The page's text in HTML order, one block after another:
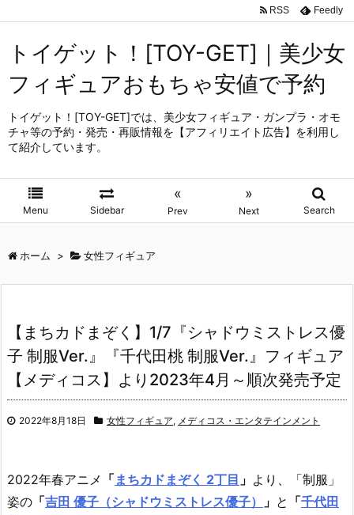
トイゲット！[TOY-GET]｜美少女
フィギュアおもちゃ安値で予約
トイゲット！[TOY-GET]では、美少女フィギュア・ガンプラ・オモ
チャ等の予約・発売・再販情報を【アフィリエイト広告】を利用し
て紹介しています。
Menu Sidebar
«
Prev
»
Next Search
RSS Feedly
ホーム > 女性フィギュア
【まちカドまぞく】1/7『シャドウミストレス優
子 制服Ver.』『千代田桃 制服Ver.』フィギュア
【メディコス】より2023年4月～順次発売予定
2022年8月18日 女性フィギュア, メディコス・エンタテインメント
2022年春アニメ 「 まちカドまぞく 2丁目 」 より、「制服」
姿の 「吉田 優子（シャドウミストレス優子） 」 と 「千代田